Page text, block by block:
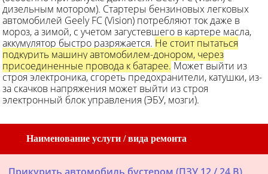
дизельным мотором). Стартеры бензиновых легковых
автомобилей Geely FC (Vision) потребляют ток даже в
мороз, а зимой, с учетом загустевшего в картере масла,
аккумулятор быстро разряжается. Не стоит пытаться
подкурить машину автомобилем-донором, через
присоединенные провода к батарее. Может выйти из
строя электроника, сгореть предохранители, катушки, из-
за скачков напряжения может выйти из строя
электронный блок управления (ЭБУ, мозги).
Наименование услуги / вида ремонта